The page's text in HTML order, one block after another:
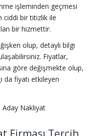
işleminden geçmesi
ciddi bir titizlik ile
bir hizmettir.
olup, detaylı bilgi
Fiyatlar,
göre değişmekte olup,
da fiyatı etkileyen